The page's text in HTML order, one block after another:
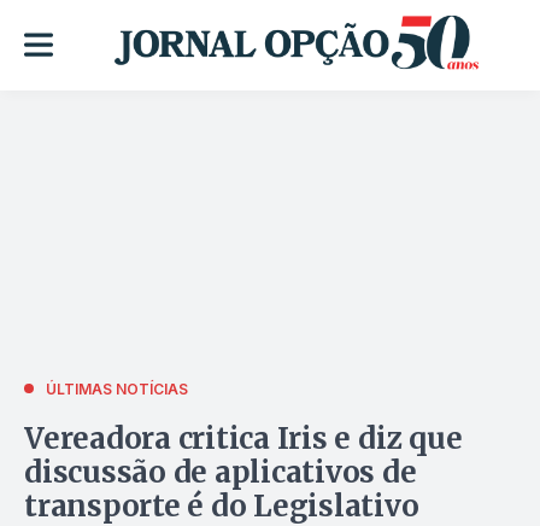
ÚLTIMAS NOTÍCIAS
Vereadora critica Iris e diz que
discussão de aplicativos de
transporte é do Legislativo